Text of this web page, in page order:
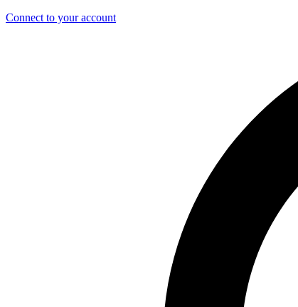
Connect to your account